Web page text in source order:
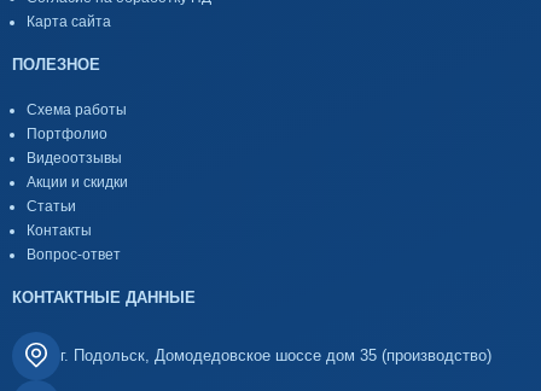
Карта сайта
ПОЛЕЗНОЕ
Схема работы
Портфолио
Видеоотзывы
Акции и скидки
Статьи
Контакты
Вопрос-ответ
КОНТАКТНЫЕ ДАННЫЕ
г. Подольск, Домодедовское шоссе дом 35 (производство)